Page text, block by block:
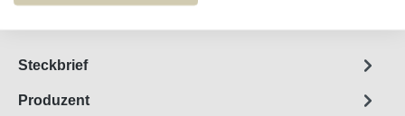
Artikel-Nr. :55490
Steckbrief
Produzent